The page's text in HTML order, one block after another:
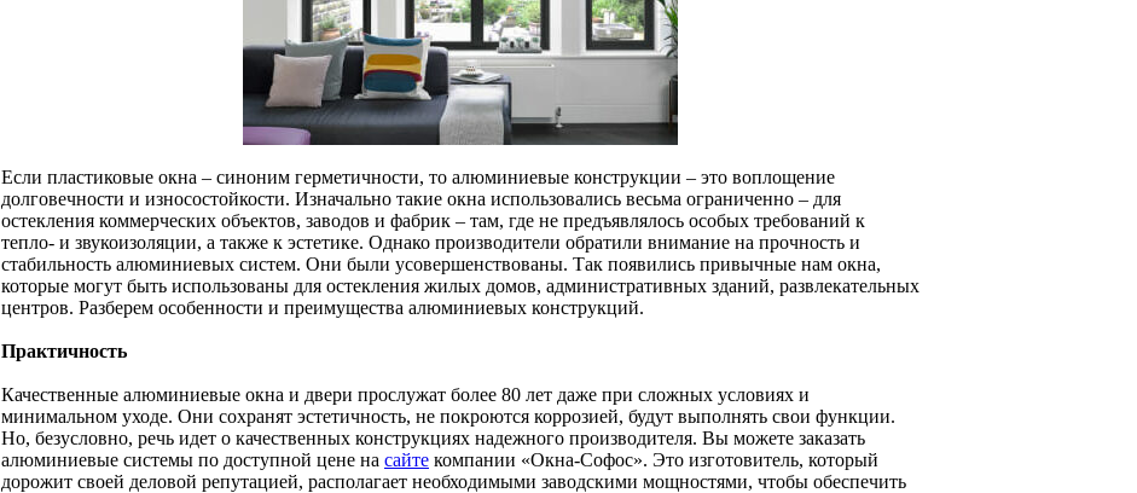
Если пластиковые окна – синоним герметичности, то алюминиевые конструкции – это воплощение
долговечности и износостойкости. Изначально такие окна использовались весьма ограниченно – для
остекления коммерческих объектов, заводов и фабрик – там, где не предъявлялось особых требований к
тепло- и звукоизоляции, а также к эстетике. Однако производители обратили внимание на прочность и
стабильность алюминиевых систем. Они были усовершенствованы. Так появились привычные нам окна,
которые могут быть использованы для остекления жилых домов, административных зданий, развлекательных
центров. Разберем особенности и преимущества алюминиевых конструкций.
Практичность
Качественные алюминиевые окна и двери прослужат более 80 лет даже при сложных условиях и
минимальном уходе. Они сохранят эстетичность, не покроются коррозией, будут выполнять свои функции.
Но, безусловно, речь идет о качественных конструкциях надежного производителя. Вы можете заказать
алюминиевые системы по доступной цене на сайте компании «Окна-Софос». Это изготовитель, который
дорожит своей деловой репутацией, располагает необходимыми заводскими мощностями, чтобы обеспечить